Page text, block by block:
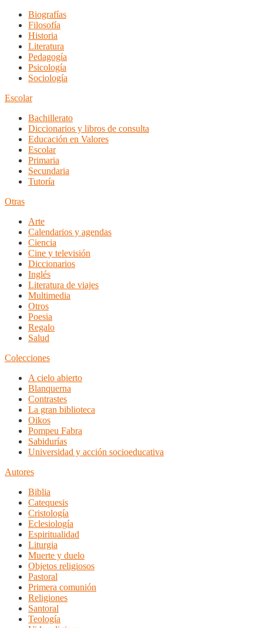
Biografías
Filosofía
Historia
Literatura
Pedagogía
Psicología
Sociología
Escolar
Bachillerato
Diccionarios y libros de consulta
Educación en Valores
Escolar
Primaria
Secundaria
Tutoría
Otras
Arte
Calendarios y agendas
Ciencia
Cine y televisión
Diccionarios
Inglés
Literatura de viajes
Multimedia
Otros
Poesia
Regalo
Salud
Colecciones
A cielo abierto
Blanquerna
Contrastes
La gran biblioteca
Oikos
Pompeu Fabra
Sabidurías
Universidad y acción socioeducativa
Autores
Biblia
Catequesis
Cristología
Eclesiología
Espiritualidad
Liturgia
Muerte y duelo
Objetos religiosos
Pastoral
Primera comunión
Religiones
Santoral
Teología